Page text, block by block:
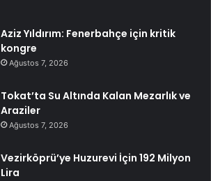
Aziz Yıldırım: Fenerbahçe için kritik
kongre
Ağustos 7, 2026
Tokat’ta Su Altında Kalan Mezarlık ve
Araziler
Ağustos 7, 2026
Vezirköprü’ye Huzurevi İçin 192 Milyon
Lira